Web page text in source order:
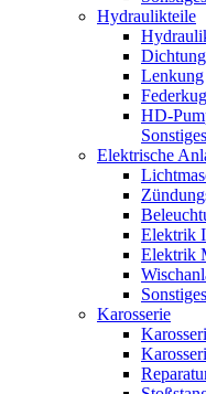
Hydraulikteile
Lenkung
HD-
Sonstiges
Elektrische
Elektrik
Elektrik
Sonstiges
Karosserie